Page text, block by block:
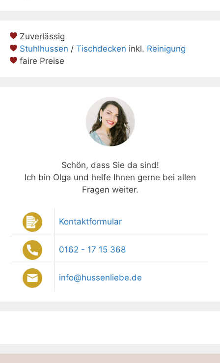
Zuverlässig
Stuhlhussen / Tischdecken inkl. Reinigung
faire Preise
Schön, dass Sie da sind!
Ich bin Olga und helfe Ihnen gerne bei allen
Fragen weiter.
Kontaktformular
0162 - 17 15 368
info@hussenliebe.de